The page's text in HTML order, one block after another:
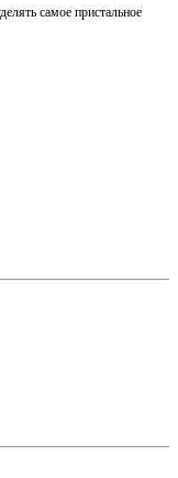
самое пристальное